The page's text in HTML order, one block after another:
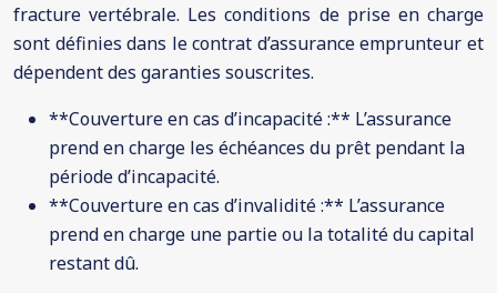
fracture vertébrale. Les conditions de prise en charge
sont définies dans le contrat d’assurance emprunteur et
dépendent des garanties souscrites.
**Couverture en cas d’incapacité :** L’assurance
prend en charge les échéances du prêt pendant la
période d’incapacité.
**Couverture en cas d’invalidité :** L’assurance
prend en charge une partie ou la totalité du capital
restant dû.